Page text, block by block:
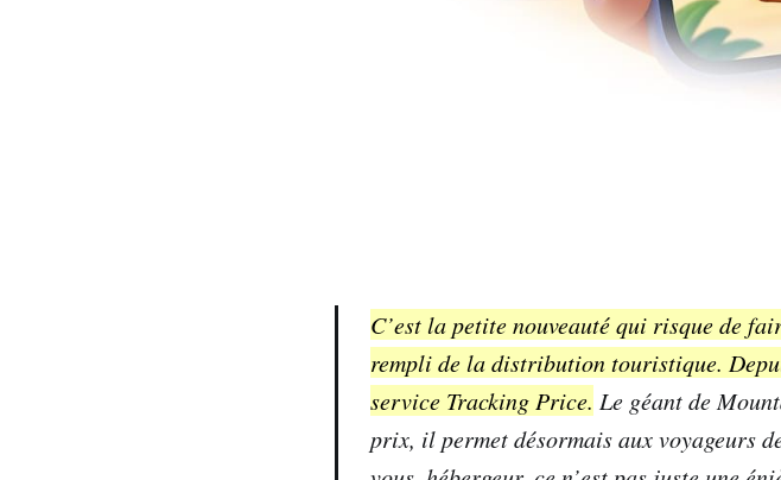
C’est la petite nouveauté qui risque de
rempli de la distribution touristique.
service Tracking Price. Le géant de
prix, il permet désormais aux voyageurs